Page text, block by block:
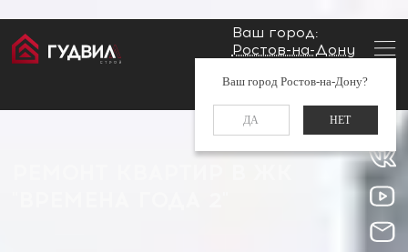
Ваш город:
Ростов-на-Дону
Ваш город Ростов-на-Дону?
ДА НЕТ
Заказать звонок
Главная Застройщики